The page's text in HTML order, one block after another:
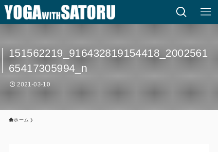
151562219_916432819154418_2002561
65417305994_n
2021-03-10
ホーム